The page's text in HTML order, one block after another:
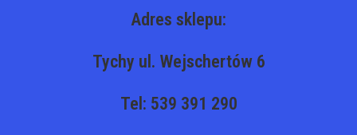
Adres sklepu:
Tychy ul. Wejschertów 6
Tel: 539 391 290